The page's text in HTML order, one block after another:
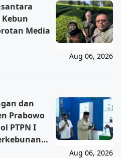
Media
Aug 06, 2026
dan
Prabowo
PTPN I
Aug 06, 2026